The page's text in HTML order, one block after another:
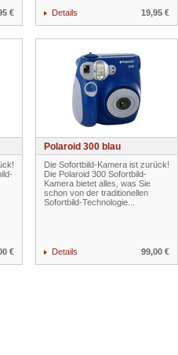
€ Details 19,95 €
€
Polaroid 300 blau
Die Sofortbild-Kamera ist zurück!
Die Polaroid 300 Sofortbild-
Kamera bietet alles, was Sie
schon von der traditionellen
Sofortbild-Technologie...
Details 99,00 €